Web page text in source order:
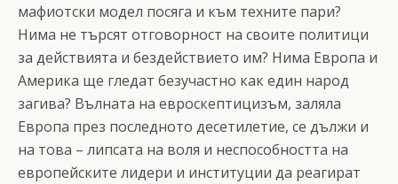
мафиотски модел посяга и към техните пари?
Нима не търсят отговорност на своите политици
за действията и бездействието им? Нима Европа и
Америка ще гледат безучастно как един народ
загива? Вълната на евроскептицизъм, заляла
Европа през последното десетилетие, се дължи и
на това – липсата на воля и неспособността на
европейските лидери и институции да реагират